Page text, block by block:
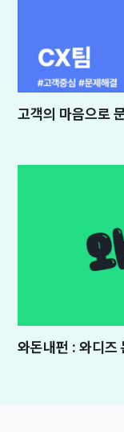
고객의 마음으로
와돈내펀 : 와디즈